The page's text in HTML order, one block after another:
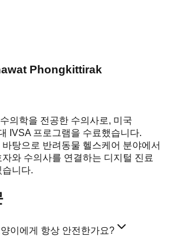
Phongkittirak
의학을 전공한 수의사로, 미국
IVSA 프로그램을 수료했습니다.
탕으로 반려동물 헬스케어 분야에서
와 수의사를 연결하는 디지털 진료
니다.
이에게 항상 안전한가요?